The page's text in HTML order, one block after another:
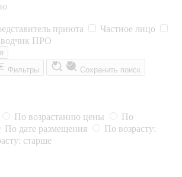
приюта
Частное лицо
ПРО
Фильтры Сохранить поиск
По возрастанию цены
По
По дате размещения
По возрасту:
старше